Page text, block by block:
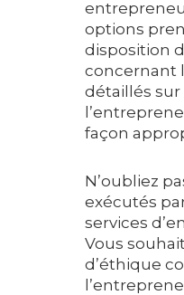
options
disposition
concernant
détaillés sur
façon
N’oubliez
exécutés
services
Vous
d’éthique